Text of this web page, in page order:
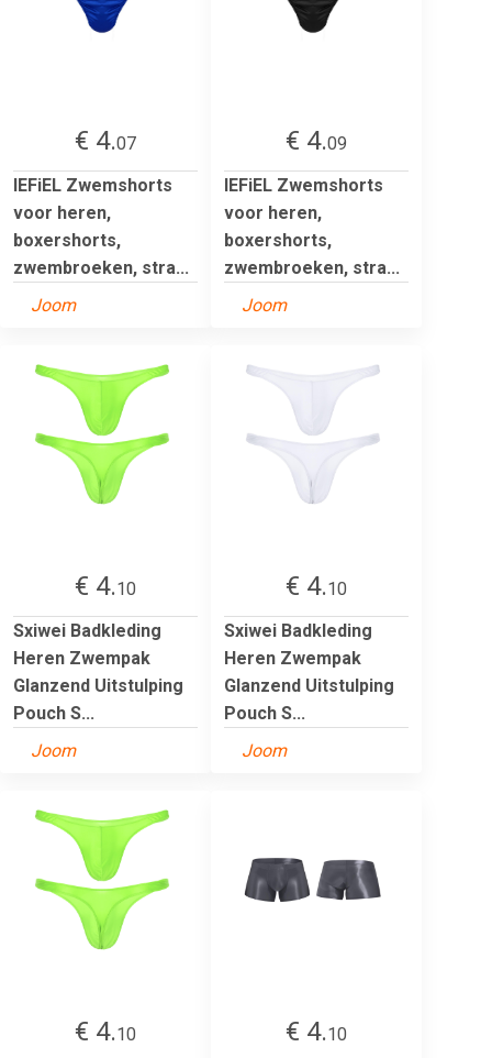
€ 4.07
IEFiEL Zwemshorts
voor heren,
boxershorts,
zwembroeken, stra...
Joom
€ 4.09
IEFiEL Zwemshorts
voor heren,
boxershorts,
zwembroeken, stra...
Joom
€ 4.10
Sxiwei Badkleding
Heren Zwempak
Glanzend Uitstulping
Pouch S...
Joom
€ 4.10
Sxiwei Badkleding
Heren Zwempak
Glanzend Uitstulping
Pouch S...
Joom
€ 4.10
€ 4.10